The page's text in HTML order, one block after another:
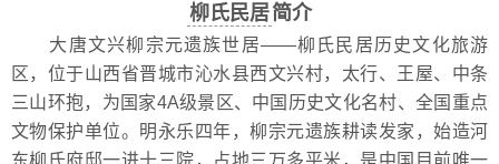
柳氏民居简介
大唐文兴柳宗元遗族世居——柳氏民居历史文化旅游
区，位于山西省晋城市沁水县西文兴村，太行、王屋、中条
三山环抱，为国家4A级景区、中国历史文化名村、全国重点
文物保护单位。明永乐四年，柳宗元遗族耕读发家，始造河
东柳氏府邸一进十三院，占地三万多平米，是中国目前唯一